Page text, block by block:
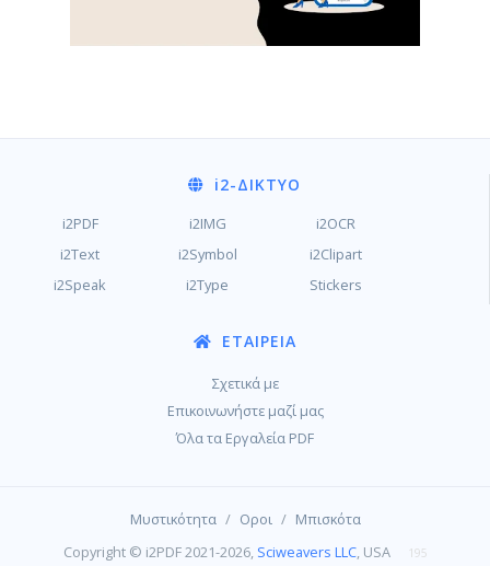
i2-ΔΊΚΤΥΟ
i2PDF i2IMG
i2OCR
i2Text
i2Symbol
i2Clipart
i2Speak
i2Type Stickers
ΕΤΑΙΡΕΊΑ
Σχετικά με
Επικοινωνήστε μαζί μας
Όλα τα Εργαλεία PDF
Μυστικότητα / Οροι / Μπισκότα
Copyright © i2PDF 2021-2026, Sciweavers LLC, USA 195